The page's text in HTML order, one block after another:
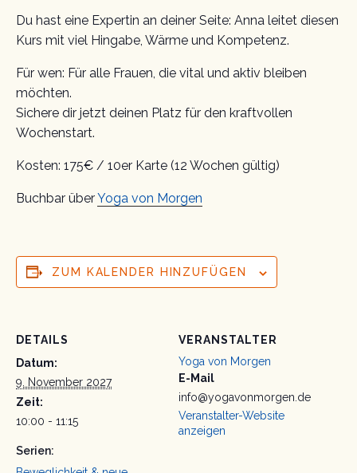
Du hast eine Expertin an deiner Seite: Anna leitet diesen
Kurs mit viel Hingabe, Wärme und Kompetenz.
Für wen: Für alle Frauen, die vital und aktiv bleiben
möchten.
Sichere dir jetzt deinen Platz für den kraftvollen
Wochenstart.
Kosten: 175€ / 10er Karte (12 Wochen gültig)
Buchbar überYoga von Morgen
ZUM KALENDER HINZUFÜGEN
DETAILS
Datum:
9. November 2027
Zeit:
10:00 - 11:15
Serien:
VERANSTALTER
Yoga von Morgen
E-Mail
info@yogavonmorgen.de
Veranstalter-Website
anzeigen